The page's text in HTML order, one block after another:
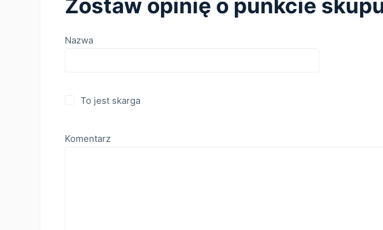
Zostaw opinię o punkcie
Nazwa
To jest skarga
Komentarz